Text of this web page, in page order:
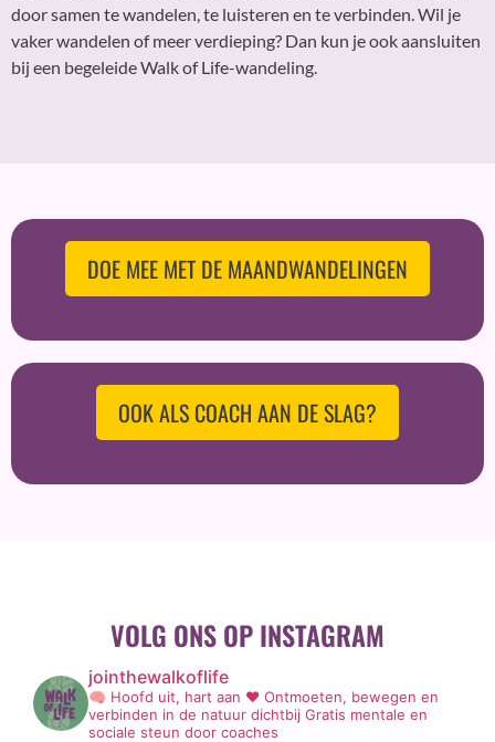
door samen te wandelen, te luisteren en te verbinden. Wil je
vaker wandelen of meer verdieping? Dan kun je ook aansluiten
bij een begeleide Walk of Life-wandeling.
DOE MEE MET DE MAANDWANDELINGEN
OOK ALS COACH AAN DE SLAG?
VOLG ONS OP INSTAGRAM
jointhewalkoflife
🧠 Hoofd uit, hart aan ❤️ Ontmoeten, bewegen en
verbinden in de natuur dichtbij Gratis mentale en
sociale steun door coaches